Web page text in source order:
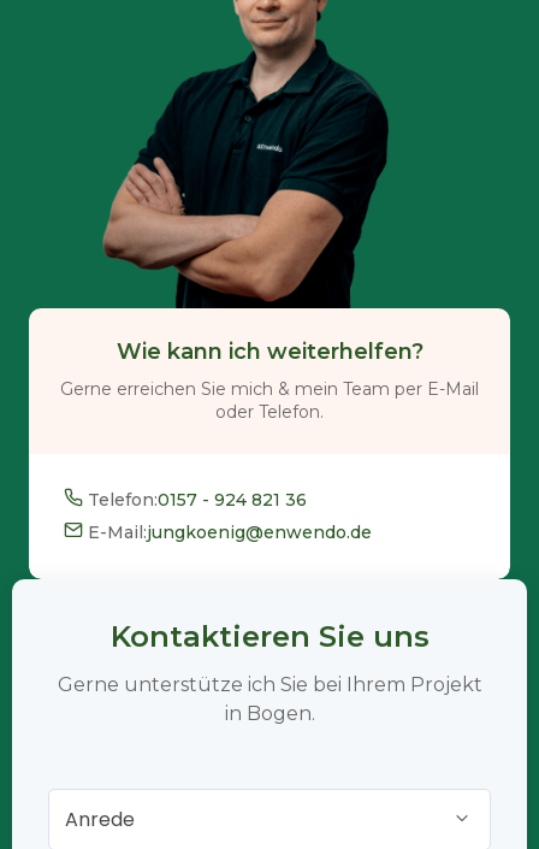
Wie kann ich weiterhelfen?
Gerne erreichen Sie mich & mein Team per E-Mail
oder Telefon.
Telefon:0157 - 924 821 36
E-Mail:jungkoenig@enwendo.de
Kontaktieren Sie uns
Gerne unterstütze ich Sie bei Ihrem Projekt
in Bogen.